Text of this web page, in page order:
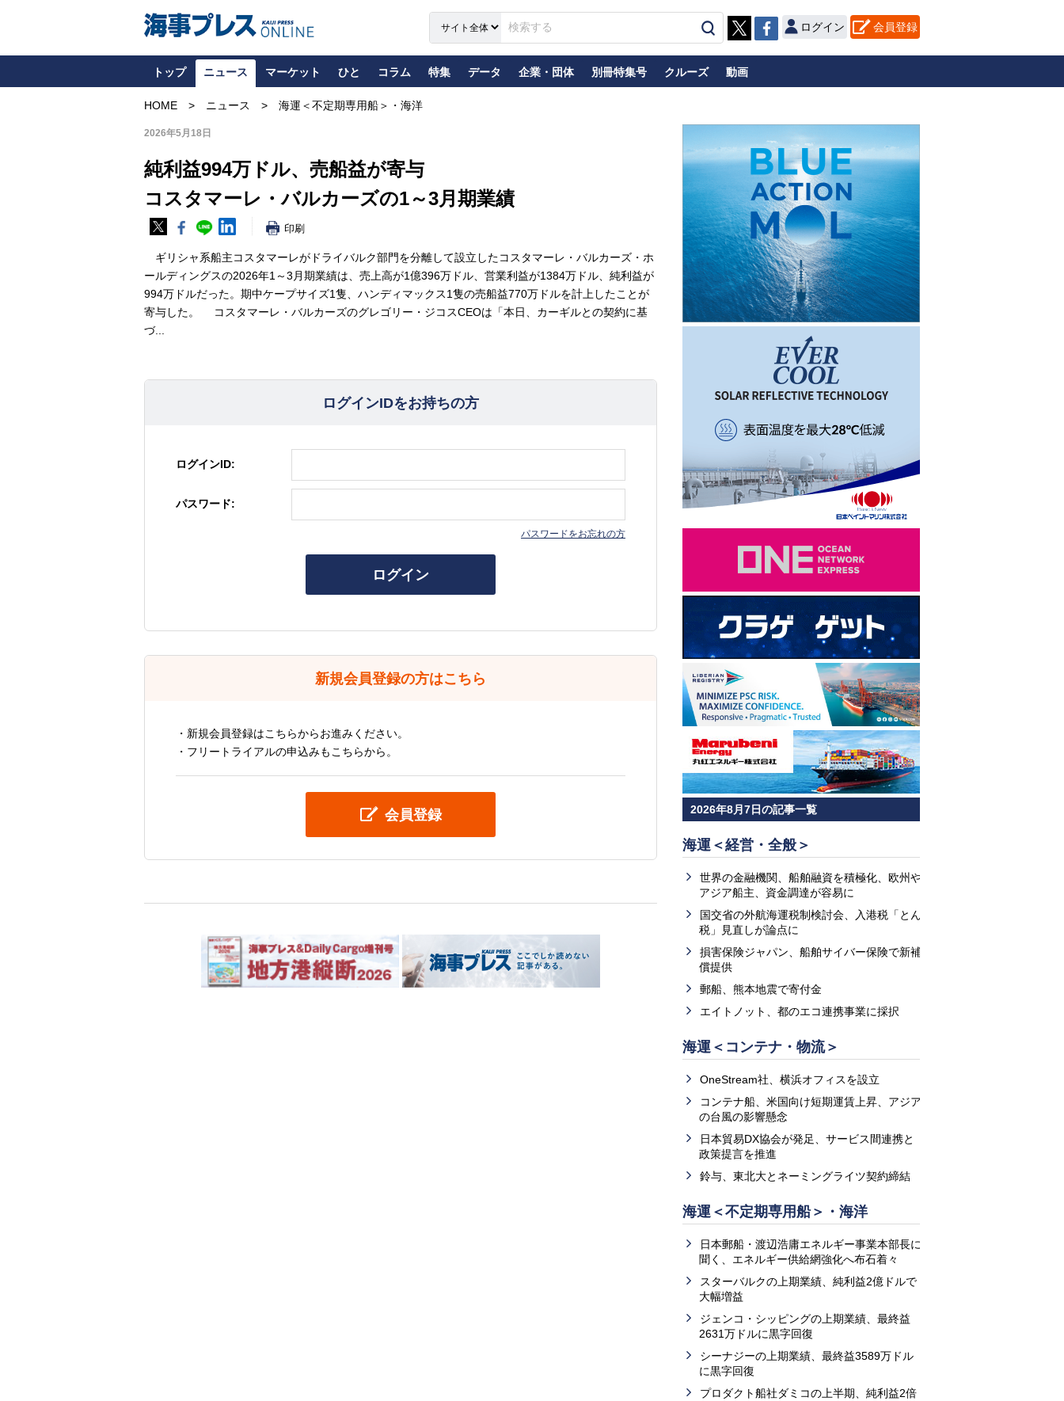
ログイン 会員登録
トップ ニュース マーケット ひと コラム 特集 データ 企業・団体 別冊特集号 クルーズ 動画
HOME ニュース 海運＜不定期専用船＞・海洋
2026年5月18日
純利益994万ドル、売船益が寄与
コスタマーレ・バルカーズの1～3月期業績
印刷
ギリシャ系船主コスタマーレがドライバルク部門を分離して設立したコスタマーレ・バルカーズ・ホ
ールディングスの2026年1～3月期業績は、売上高が1億396万ドル、営業利益が1384万ドル、純利益が
994万ドルだった。期中ケープサイズ1隻、ハンディマックス1隻の売船益770万ドルを計上したことが
寄与した。 コスタマーレ・バルカーズのグレゴリー・ジコスCEOは「本日、カーギルとの契約に基
づ...
ログインIDをお持ちの方
ログインID:
パスワード:
パスワードをお忘れの方
ログイン
新規会員登録の方はこちら
・新規会員登録はこちらからお進みください。
・フリートライアルの申込みもこちらから。
会員登録 2026年8月7日の記事一覧
海運＜経営・全般＞
世界の金融機関、船舶融資を積極化、欧州や
アジア船主、資金調達が容易に
国交省の外航海運税制検討会、入港税「とん
税」見直しが論点に
損害保険ジャパン、船舶サイバー保険で新補
償提供
郵船、熊本地震で寄付金
エイトノット、都のエコ連携事業に採択
海運＜コンテナ・物流＞
OneStream社、横浜オフィスを設立
コンテナ船、米国向け短期運賃上昇、アジア
の台風の影響懸念
日本貿易DX協会が発足、サービス間連携と
政策提言を推進
鈴与、東北大とネーミングライツ契約締結
海運＜不定期専用船＞・海洋
日本郵船・渡辺浩庸エネルギー事業本部長に
聞く、エネルギー供給網強化へ布石着々
スターバルクの上期業績、純利益2億ドルで
大幅増益
ジェンコ・シッピングの上期業績、最終益
2631万ドルに黒字回復
シーナジーの上期業績、最終益3589万ドル
に黒字回復
プロダクト船社ダミコの上半期、純利益2倍